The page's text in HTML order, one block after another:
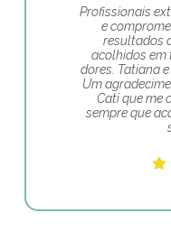
Profissionais
e
resultados
acolhidos em
dores. Tatiana
Um
Cati que me
sempre que